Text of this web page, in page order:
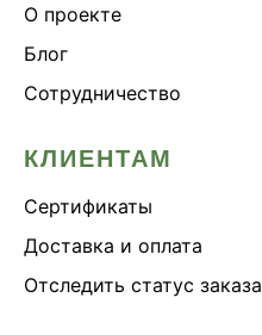
О проекте
Блог
Сотрудничество
КЛИЕНТАМ
Сертификаты
Доставка и оплата
Отследить статус заказа